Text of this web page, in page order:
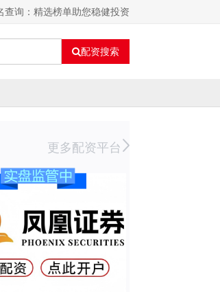
询：精选榜单助您稳健投资
配资搜索
更多配资平台